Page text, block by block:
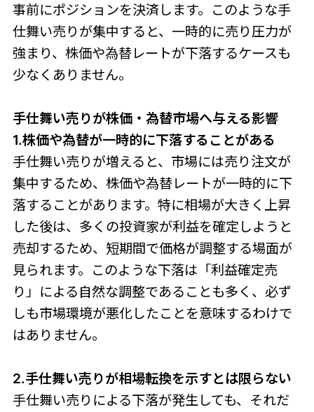
事前にポジションを決済します。このような手
仕舞い売りが集中すると、一時的に売り圧力が
強まり、株価や為替レートが下落するケースも
少なくありません。
手仕舞い売りが株価・為替市場へ与える影響
1.株価や為替が一時的に下落することがある
手仕舞い売りが増えると、市場には売り注文が
集中するため、株価や為替レートが一時的に下
落することがあります。特に相場が大きく上昇
した後は、多くの投資家が利益を確定しようと
売却するため、短期間で価格が調整する場面が
見られます。このような下落は「利益確定売
り」による自然な調整であることも多く、必ず
しも市場環境が悪化したことを意味するわけで
はありません。
2.手仕舞い売りが相場転換を示すとは限らない
手仕舞い売りによる下落が発生しても、それだ